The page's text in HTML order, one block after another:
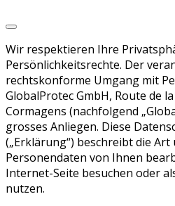
Wir respektieren Ihre
Persönlichkeitsrechte. Der
rechtskonforme Umgang mit
GlobalProtec GmbH, Route de
Cormagens (nachfolgend
grosses Anliegen. Diese
(„Erklärung“) beschreibt die Art
Personendaten von Ihnen
Internet-Seite besuchen oder
nutzen.